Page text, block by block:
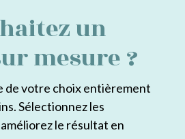
un
mesure ?
de votre choix entièrement
Sélectionnez les
le résultat en